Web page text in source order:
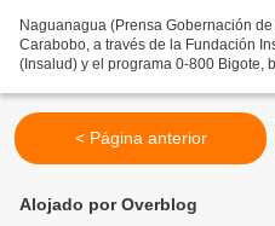
Naguanagua (Prensa Gobernación
Carabobo, a través de la Fundación
(Insalud) y el programa 0-800 Bigote,
< Página anterior
Alojado por Overblog